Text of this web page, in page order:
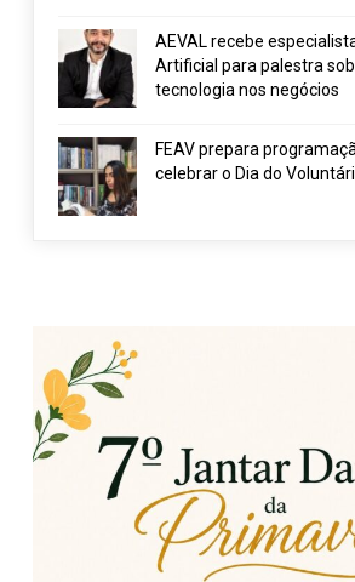
AEVAL recebe
Artificial para palestra
tecnologia nos negócios
FEAV prepara
celebrar o Dia do